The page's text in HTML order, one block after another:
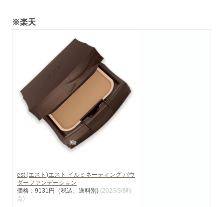
※楽天
est (エスト)エスト イルミネーティング パウ
ダーファンデーション
価格：9131円（税込、送料別) (2023/3/8時
点)